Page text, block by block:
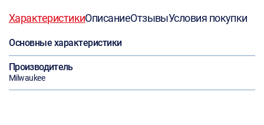
ХарактеристикиОписаниеОтзывыУсловия покупки
Основные характеристики
Производитель
Milwaukee